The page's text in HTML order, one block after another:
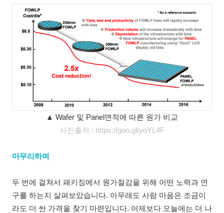
▲ Wafer 및 Panel면적에 따른 원가 비교
사진출처 : https://goo.gl/yoYL4F
마무리하며
두 번에 걸쳐서 패키징에서 원가절감을 위해 어떤 노력과 연
구를 하는지 살펴보았습니다. 아무래도 사람 마음은 조금이
라도 더 싼 가격을 찾기 마련입니다. 어제보다 오늘에는 더 나